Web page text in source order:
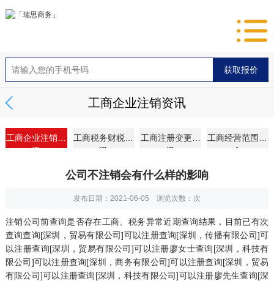
工商企业注销资讯
工商企业注销资
讯
工商税务财税资
讯
工商注册变更资
讯
工商经营范围大
全
公司不注销会有什么样的影响
发布日期：2021-06-05 浏览次数： 次
注销公司前查询是否存在工商、税务异常近期查询结果，目前已有次
查询查询[深圳，贸易有限公司]可以注册查询[深圳，传播有限公司]可
以注册查询[深圳，贸易有限公司]可以注册廖女士查询[深圳，科技有
限公司]可以注册查询[深圳，商务有限公司]可以注册查询[深圳，贸易
有限公司]可以注册查询[深圳，科技有限公司]可以注册廖先生查询[深